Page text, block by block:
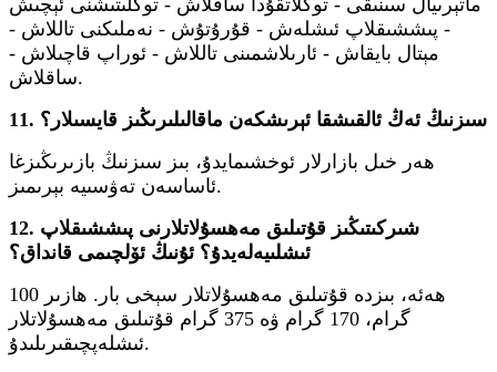
- پىششىقلاپ ئىشلەش - قۇرۇتۇش - نەملىكنى تاللاش -
مېتال بايقاش - ئارىلاشمىنى تاللاش - ئوراپ قاچىلاش -
ساقلاش.
11. سىزنىڭ ئەڭ ئالقىشقا ئېرىشكەن ماقالىلىرىڭىز قايسىلار؟
ھەر خىل بازارلار ئوخشىمايدۇ، بىز سىزنىڭ بازىرىڭىزغا
ئاساسەن تەۋسىيە بېرىمىز.
12. شىركىتىڭىز قۇتىلىق مەھسۇلاتلارنى پىششىقلاپ
ئىشلىيەلەيدۇ؟ ئۇنىڭ ئۆلچىمى قانداق؟
ھەئە، بىزدە قۇتىلىق مەھسۇلاتلار سېخى بار. ھازىر 100
گرام، 170 گرام ۋە 375 گرام قۇتىلىق مەھسۇلاتلار
ئىشلەپچىقىرىلىدۇ.